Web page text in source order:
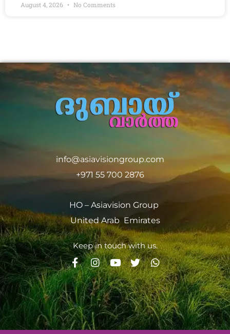
August 4, 2026 No Comments
info@asiavisiongroup.com
+971 55 700 2876
HO – Asiavision Group
United Arab Emirates
Keep in touch with us.